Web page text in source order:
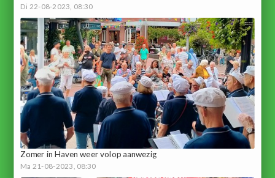
Di 22-08-2023, 08:30
Zomer in Haven weer volop aanwezig
Ma 21-08-2023, 08:30